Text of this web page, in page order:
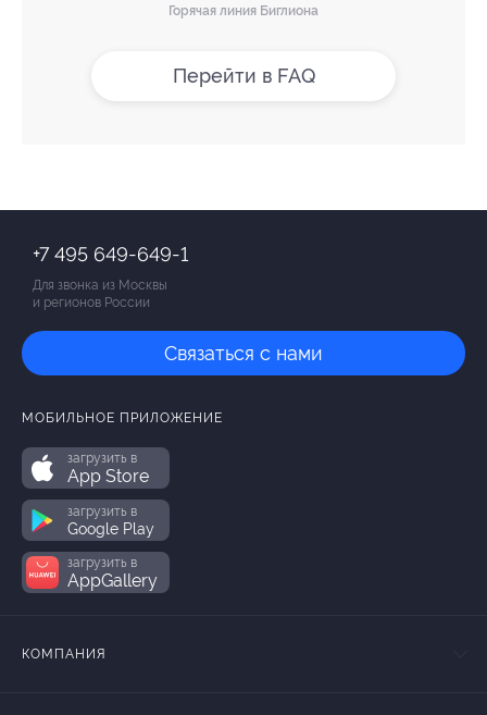
Горячая линия Биглиона
Перейти в FAQ
+7 495 649-649-1
Для звонка из Москвы
и регионов России
Связаться с нами
МОБИЛЬНОЕ ПРИЛОЖЕНИЕ
загрузить в
App Store
загрузить в
Google Play
загрузить в
AppGallery
КОМПАНИЯ